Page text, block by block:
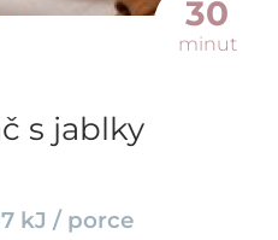
30
minut
s jablky
kJ / porce